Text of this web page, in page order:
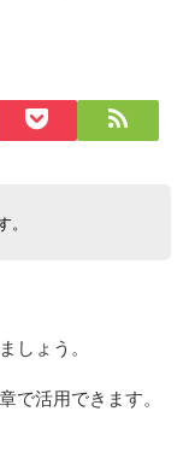
。
しょう。
で活用できます。